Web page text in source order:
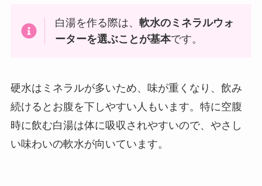
白湯を作る際は、軟水のミネラルウォ
ーターを選ぶことが基本です。
硬水はミネラルが多いため、味が重くなり、飲み
続けるとお腹を下しやすい人もいます。特に空腹
時に飲む白湯は体に吸収されやすいので、やさし
い味わいの軟水が向いています。